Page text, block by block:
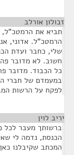
זבולון אורלב
תביא את הרמטכ"ל,
הרמטכ"ל. אדוני,
שלי, כחבר ועדת
חשוב. לא מדובר
כל הכבוד. מדובר
במעמדם של חברי
לפקח על הרשות
יריב לוין
ברשותך מעבר לכל
הכנסת, נדמה לי
המכתב שקיבלנו